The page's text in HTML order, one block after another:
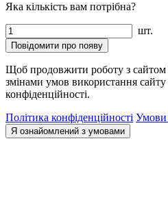
Яка кількість вам потрібна?
шт.
Повідомити про появу
Щоб продовжити роботу з сайтом
змінами умов використання сайту
конфіденційності.
Політика конфіденційності Умови
Я ознайомлений з умовами